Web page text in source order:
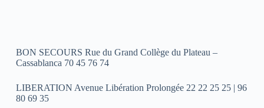
BON SECOURS Rue du Grand Collège du Plateau –
Cassablanca 70 45 76 74
LIBERATION Avenue Libération Prolongée 22 22 25 25 | 96
80 69 35